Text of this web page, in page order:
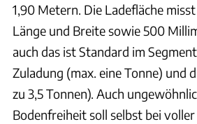
1,90 Metern. Die Ladefläche
Länge und Breite sowie 500
auch das ist Standard im
Zuladung (max. eine Tonne) und
zu 3,5 Tonnen). Auch
Bodenfreiheit soll selbst bei